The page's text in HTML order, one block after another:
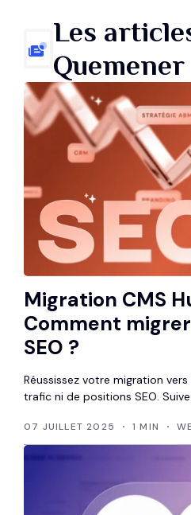
Les articles de Ewen
Quemener
Migration CMS
Comment
SEO ?
Réussissez votre migration
trafic ni de positions SEO.
07 JUILLET 2025 1 MIN